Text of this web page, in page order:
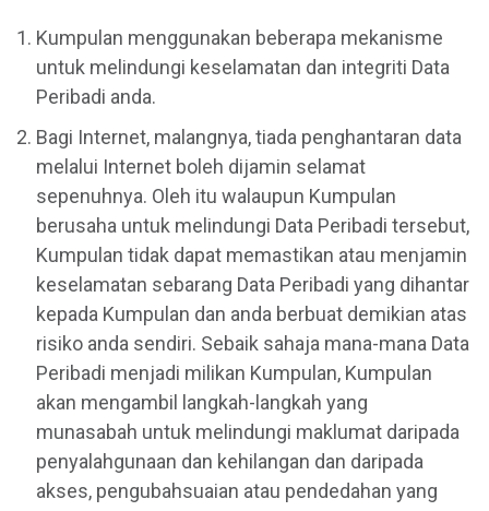
Kumpulan menggunakan beberapa mekanisme
untuk melindungi keselamatan dan integriti Data
Peribadi anda.
Bagi Internet, malangnya, tiada penghantaran data
melalui Internet boleh dijamin selamat
sepenuhnya. Oleh itu walaupun Kumpulan
berusaha untuk melindungi Data Peribadi tersebut,
Kumpulan tidak dapat memastikan atau menjamin
keselamatan sebarang Data Peribadi yang dihantar
kepada Kumpulan dan anda berbuat demikian atas
risiko anda sendiri. Sebaik sahaja mana-mana Data
Peribadi menjadi milikan Kumpulan, Kumpulan
akan mengambil langkah-langkah yang
munasabah untuk melindungi maklumat daripada
penyalahgunaan dan kehilangan dan daripada
akses, pengubahsuaian atau pendedahan yang